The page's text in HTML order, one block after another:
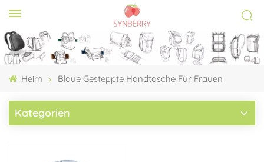
Heim Blaue Gesteppte Handtasche Für Frauen
Kategorien